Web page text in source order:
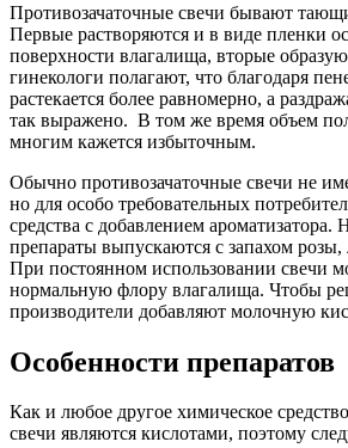
Противозачаточные свечи бывают
Первые растворяются и в виде пленки
поверхности влагалища, вторые
гинекологи полагают, что благодаря
растекается более равномерно, а
так выражено. В том же время объем
многим кажется избыточным.
Обычно противозачаточные свечи не
но для особо требовательных
средства с добавлением
препараты выпускаются с запахом
При постоянном использовании свечи
нормальную флору влагалища. Чтобы
производители добавляют молочную
Особенности препаратов
Как и любое другое химическое
свечи являются кислотами, поэтому